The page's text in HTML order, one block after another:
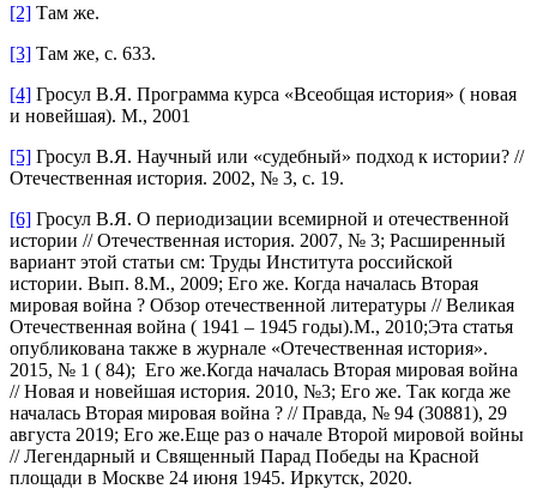
[2] Там же.
[3] Там же, с. 633.
[4] Гросул В.Я. Программа курса «Всеобщая история» ( новая
и новейшая). М., 2001
[5] Гросул В.Я. Научный или «судебный» подход к истории? //
Отечественная история. 2002, № 3, с. 19.
[6] Гросул В.Я. О периодизации всемирной и отечественной
истории // Отечественная история. 2007, № 3; Расширенный
вариант этой статьи см: Труды Института российской
истории. Вып. 8.М., 2009; Его же. Когда началась Вторая
мировая война ? Обзор отечественной литературы // Великая
Отечественная война ( 1941 – 1945 годы).М., 2010;Эта статья
опубликована также в журнале «Отечественная история».
2015, № 1 ( 84); Его же.Когда началась Вторая мировая война
// Новая и новейшая история. 2010, №3; Его же. Так когда же
началась Вторая мировая война ? // Правда, № 94 (30881), 29
августа 2019; Его же.Еще раз о начале Второй мировой войны
// Легендарный и Священный Парад Победы на Красной
площади в Москве 24 июня 1945. Иркутск, 2020.